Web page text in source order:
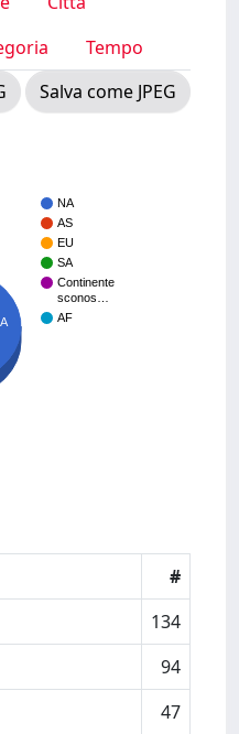
Tempo
Salva come JPEG
NA
AS
EU
SA
Continente
sconos…
AF
#
134
94
47